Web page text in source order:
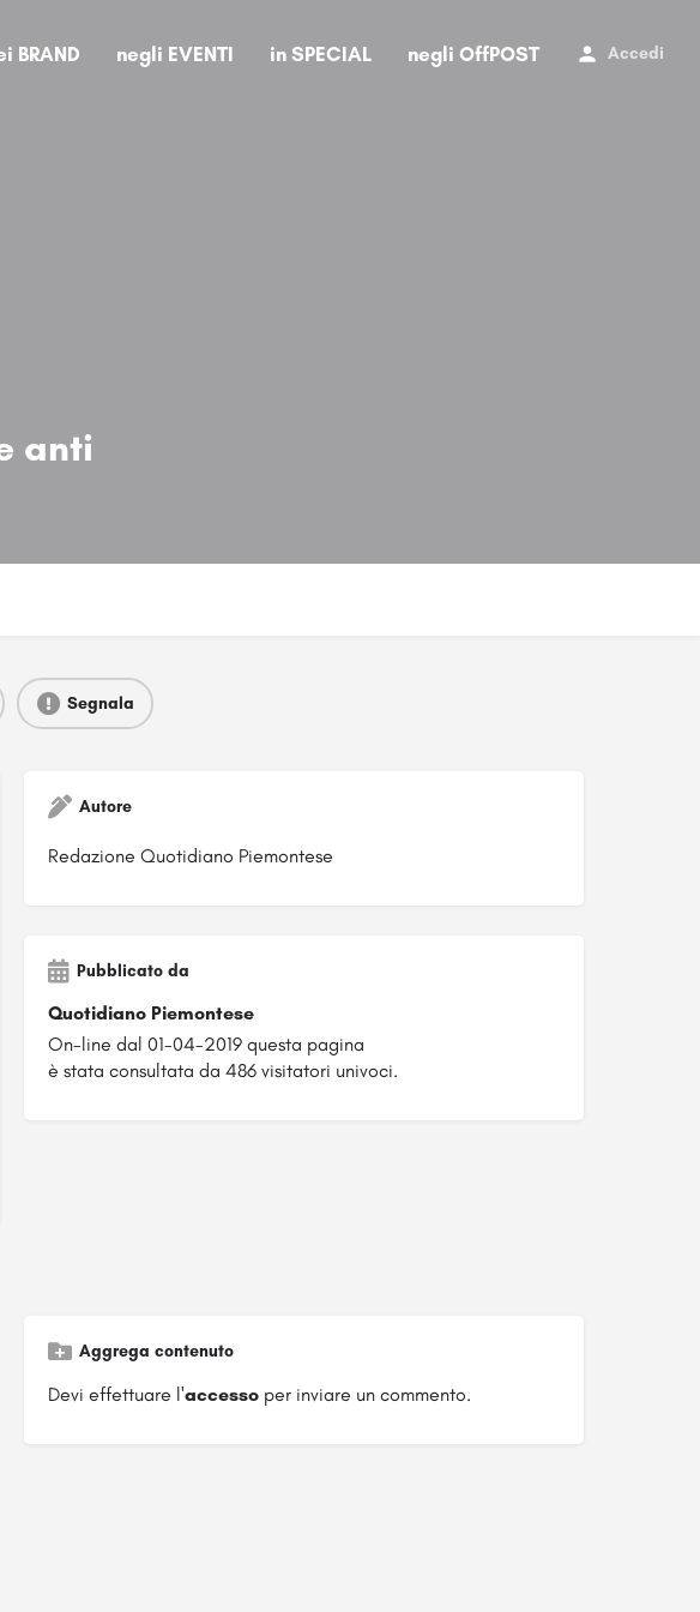
BRAND negli EVENTI in SPECIAL negli OffPOST Accedi
anti
Segnala
Autore
Redazione Quotidiano Piemontese
Pubblicato da
Quotidiano Piemontese
On-line dal 01-04-2019 questa pagina
è stata consultata da 486 visitatori univoci.
Aggrega contenuto
Devi effettuare l'accessoper inviare un commento.